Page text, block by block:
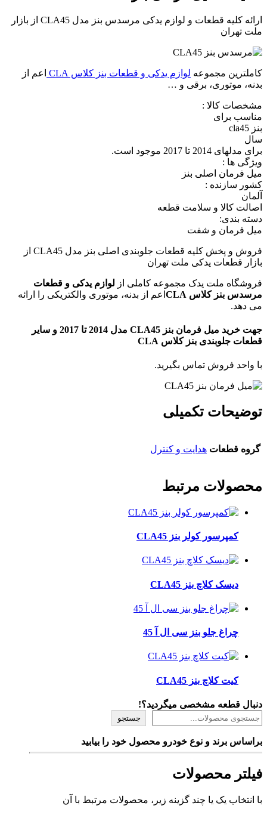
ارائه کلیه قطعات و لوازم یدکی مرسدس بنز مدل CLA45 از بازار
ملت تهران
کاملترین مجموعه لوازم یدکی و قطعات بنز کلاس CLA
اعم از
بدنه، موتوری، برقی و …
مشخصات کالا :
مناسب برای
بنز cla45
سال
برای مدلهای 2014 تا 2017 موجود است.
ویژگی ها :
میل فرمان اصلی بنز
کشور سازنده :
آلمان
اصالت کالا و سلامت قطعه
دسته بندی:
میل فرمان و شفت
فروش و پخش کلیه قطعات جلوبندی اصلی بنز مدل CLA45 از
بازار قطعات یدکی ملت تهران
فروشگاه ملت یدک مجموعه کاملی از لوازم یدکی و قطعات
مرسدس بنز کلاس CLA
اعم از بدنه، موتوری والکتریکی را ارائه
می دهد.
جهت خرید میل فرمان بنز CLA45 مدل 2014 تا 2017 و سایر
قطعات جلوبندی بنز کلاس CLA
با واحد فروش تماس بگیرید.
توضیحات تکمیلی
گروه قطعات هدایت و کنترل
محصولات مرتبط
کمپرسور کولر بنز CLA45
دیسک کلاچ بنز CLA45
چراغ جلو بنز سی ال آ 45
کیت کلاچ بنز CLA45
دنبال قطعه مشخصی میگردید؟!
جستجو
براساس برند و نوع خودرو محصول خود را بیابید
فیلتر محصولات
با انتخاب یک یا چند گزینه زیر، محصولات مرتبط با آن